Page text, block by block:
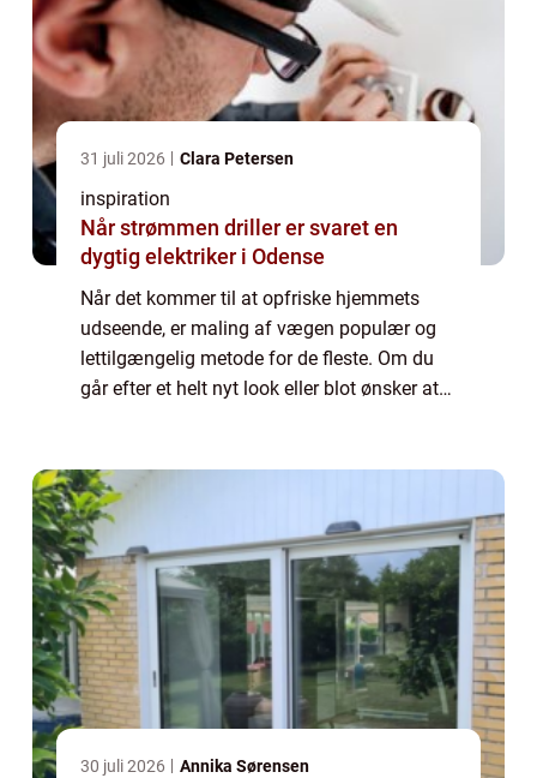
31 juli 2026 Clara Petersen
inspiration
Når strømmen driller er svaret en
dygtig elektriker i Odense
Når det kommer til at opfriske hjemmets
udseende, er maling af vægen populær og
lettilgængelig metode for de fleste. Om du
går efter et helt nyt look eller blot ønsker at
30 juli 2026 Annika Sørensen